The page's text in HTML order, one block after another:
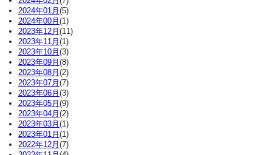
2024年01月 (5)
2024年00月 (1)
2023年12月 (11)
2023年11月 (1)
2023年10月 (3)
2023年09月 (8)
2023年08月 (2)
2023年07月 (7)
2023年06月 (3)
2023年05月 (9)
2023年04月 (2)
2023年03月 (1)
2023年01月 (1)
2022年12月 (7)